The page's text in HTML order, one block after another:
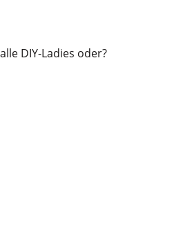
DIY-Ladies oder?